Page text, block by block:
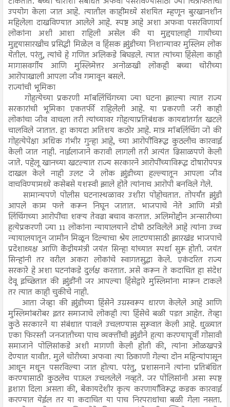
उपयोग केला जात आहे. त्यातील काहींमध्ये संशयित म्हणून बुरखानशीन
महिलेला दाखविण्यात आलेले आहे. स्पष्ट आहे अशा अफवा पसरविणार्या
लोकांना अशी आशा राहिली असेल की या मुद्दयालाही गायीच्या
मुद्दयासारखीच प्रसिद्धी मिळेल व हिंसक झुंडीच्या निशान्यावर मुस्लिम लोक
येतील. परंतु, त्यांचे हे गणित अलिकडे बिघडले. त्यात त्यांच्या हिंसेला काही
मागासवर्गीय आणि मुस्लिमेत्तर अनोळखी लोकही बच्चा चोरीच्या
आरोपाखाली आपला जीव गमावून बसले.
राज्यांची भूमिका
गोहत्येच्या प्रकरणी मॉबलिंचिंगच्या ज्या घटना झाल्या त्यात राज्य
सरकारांची भूमिका एकतर्फी राहिलेली आहे. या प्रकरणी जरी काही
लोकांचा जीव वाचला तरी त्यांच्यावर गोहत्याप्रतिबंधक कायद्यांतर्गत खटले
चालविले जातात. हा कायदा अतिशय कठोर आहे. मात्र मॉबलिंचिंग जो की
गोहत्येपेक्षा अधिक गंभीर गुन्हा आहे, च्या आरोपींविरूद्ध कुठलीच कारवाई
केली जात नाही. नाईलाजाने करावी लागली तरी अत्यंत ढिसाळपणे केली
जाते. पहेलू खानच्या खटल्यात राज्य सरकारने आरोपींच्याविरूद्ध दोषारोपपत्र
दाखल केले नाही उलट जे लोक झुंडीच्या हल्ल्यातून आपला जीव
वाचविण्यामध्ये कसेबसे यशस्वी झाले होते त्यांनाच आरोपी बनविले गेले.
सामान्यपणे पोलीस घटनास्थळावर उशीरा पोहोचतात. तोपर्यंत झुंडी
आपले काम फत्ते करून निघून जातात. भाजपाचे नेते आणि मंत्री
लिंचिंगच्या आरोपींचा शक्य तेवढा बचाव करतात. अलिमोद्दीन अन्सारीच्या
हत्येप्रकरणी ज्या 11 लोकांना न्यायालयाने दोषी ठरविलेले आहे त्यांना उच्च
न्यायालयातून जामीन मिळून दिल्याचा श्रेय लाटण्यासाठी झारखंड भाजपाचे
प्रदेशाध्यक्ष आणि केंद्रीयमंत्री जयंत सिन्हा यांच्यात स्पर्धा सुरू होती. जयंत
सिन्हांनी तर वरील अकरा लोकांचे स्वागतसुद्धा केले. एकंदरित राज्य
सरकारे हे अशा घटनांकडे दुर्लक्ष करतात. असे करून ते कदाचित हा संदेश
देवू इच्छितात की झुंडींनी जर आपल्या हिंसेद्वारे मुस्लिमांना मारून टाकले
तर त्यात काही चुकीचे नाही.
आता जेव्हा की झुंडीच्या हिंसेने उग्रस्वरूप धारण केलेले आहे आणि
मुस्लिमांबरोबर इतर समाजाचे लोकही त्या हिंसेचे बळी पडत आहेत. तेव्हा
कुठे सरकारने या संबंधात पावले उचलण्यास सुरूवात केली आहे. धुळ्यात
एका फिरस्ती जनजातीच्या पाच व्यक्तींची झुंडीने हत्या करण्यापूर्वी गोसावी
समाजाने पोलिसांकडे अशी मागणी केली होती की, त्यांना ओळखपत्रे
देण्यात यावीत. मुले चोरीच्या अफवा त्या ठिकाणी गेल्या दोन महिन्यांपासून
आधून मधून पसरविल्या जात होत्या. परंतु, प्रशासनाने त्यांना प्रतिबंधित
करण्यासाठी कुठलेच पाऊल उचललेले नव्हते. जर पोलिसांनी असा स्पष्ट
इशारा दिला असता की, बेकायदेशीर कृत्य करणार्यांविरूद्ध कडक कारवाई
करण्यात येईल तर या कदाचित या पाच निरपराधांचा बळी गेला नसता.